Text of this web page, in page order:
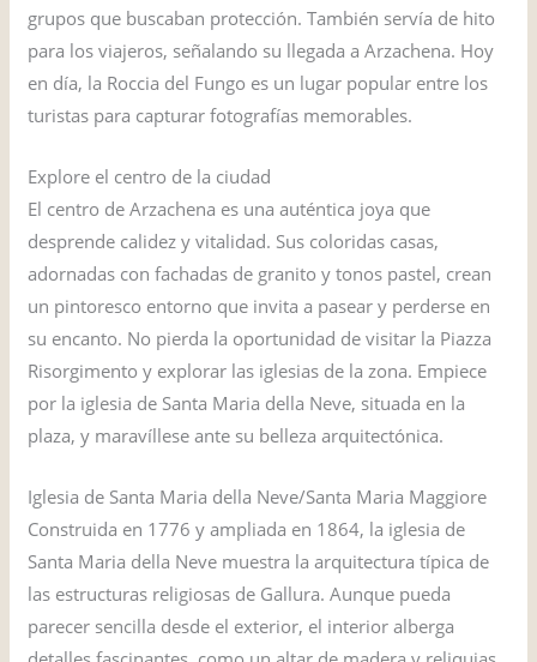
grupos que buscaban protección. También servía de hito
para los viajeros, señalando su llegada a Arzachena. Hoy
en día, la Roccia del Fungo es un lugar popular entre los
turistas para capturar fotografías memorables.
Explore el centro de la ciudad
El centro de Arzachena es una auténtica joya que
desprende calidez y vitalidad. Sus coloridas casas,
adornadas con fachadas de granito y tonos pastel, crean
un pintoresco entorno que invita a pasear y perderse en
su encanto. No pierda la oportunidad de visitar la Piazza
Risorgimento y explorar las iglesias de la zona. Empiece
por la iglesia de Santa Maria della Neve, situada en la
plaza, y maravíllese ante su belleza arquitectónica.
Iglesia de Santa Maria della Neve/Santa Maria Maggiore
Construida en 1776 y ampliada en 1864, la iglesia de
Santa Maria della Neve muestra la arquitectura típica de
las estructuras religiosas de Gallura. Aunque pueda
parecer sencilla desde el exterior, el interior alberga